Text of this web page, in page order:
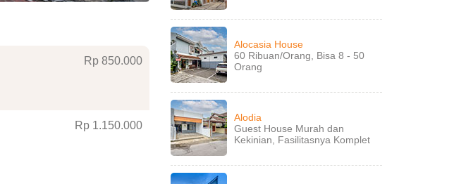
Rp 850.000
Rp 1.150.000
Alocasia House
60 Ribuan/Orang, Bisa 8 - 50
Orang
Alodia
Guest House Murah dan
Kekinian, Fasilitasnya Komplet